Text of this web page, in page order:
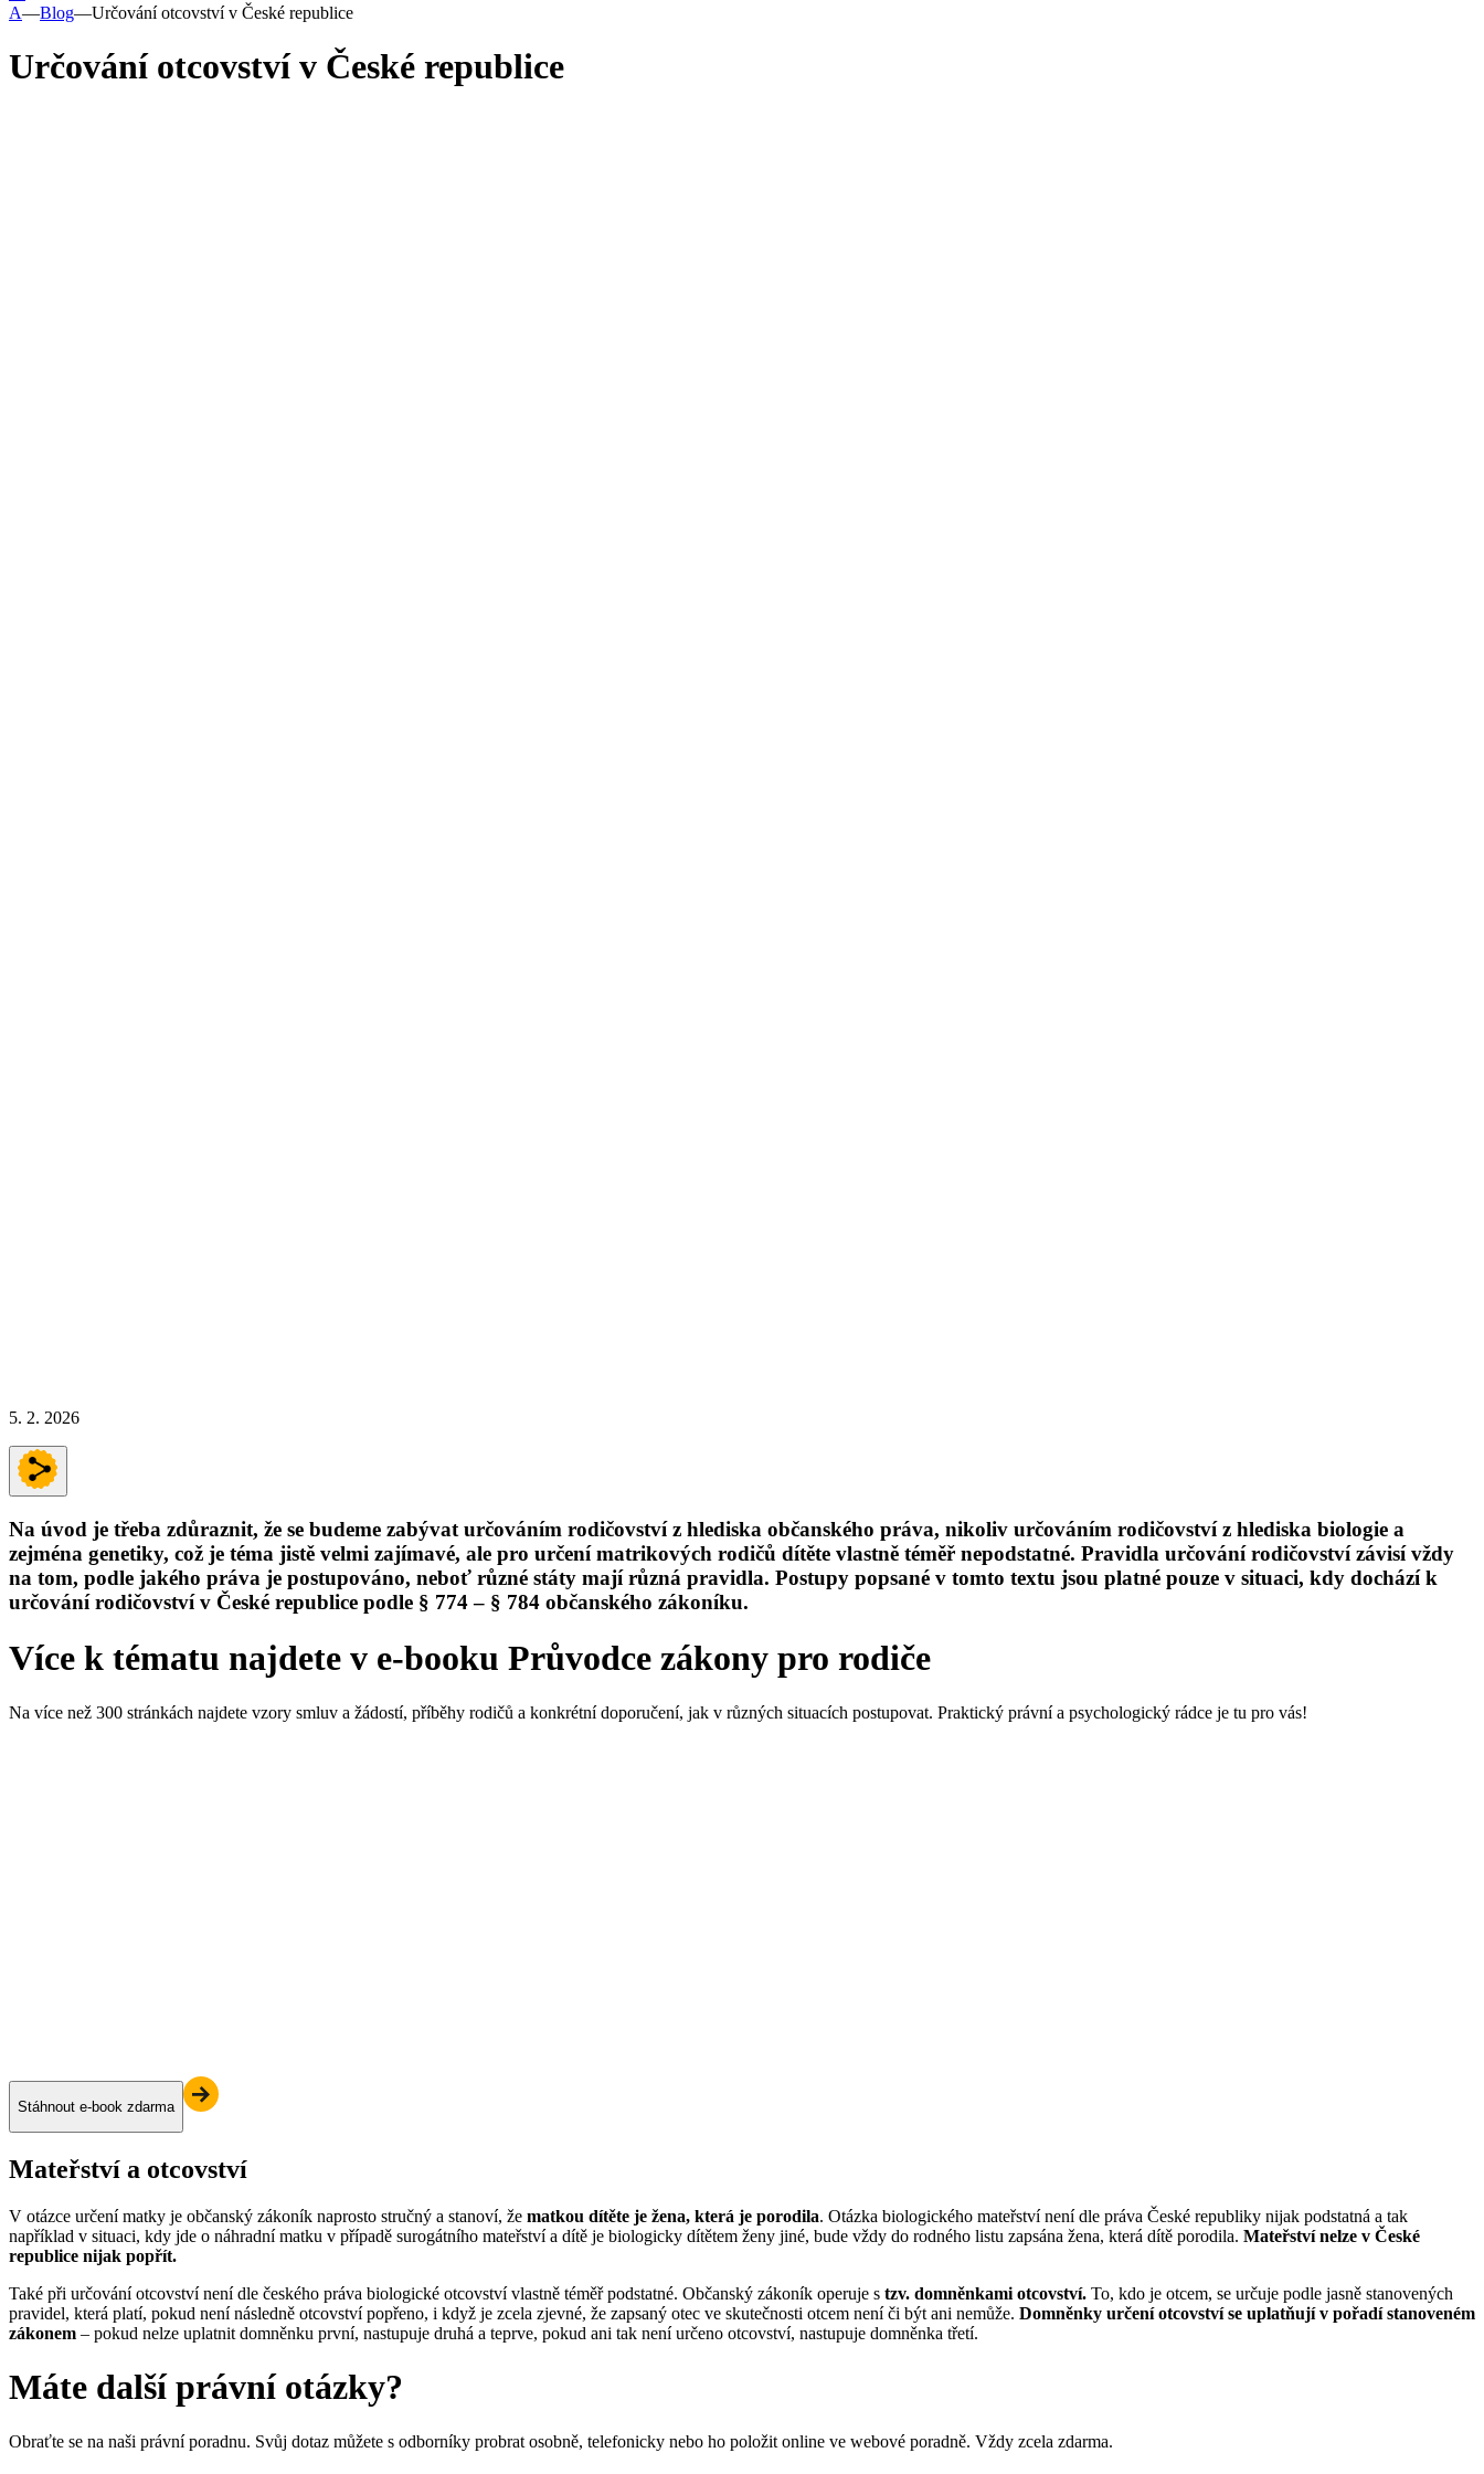
A—Blog—Určování otcovství v České republice
Určování otcovství v České republice
5. 2. 2026
Na úvod je třeba zdůraznit, že se budeme zabývat určováním rodičovství z hlediska občanského práva, nikoliv určováním rodičovství z hlediska biologie a
zejména genetiky, což je téma jistě velmi zajímavé, ale pro určení matrikových rodičů dítěte vlastně téměř nepodstatné. Pravidla určování rodičovství závisí vždy
na tom, podle jakého práva je postupováno, neboť různé státy mají různá pravidla. Postupy popsané v tomto textu jsou platné pouze v situaci, kdy dochází k
určování rodičovství v České republice podle § 774 – § 784 občanského zákoníku.
Více k tématu najdete v e-booku Průvodce zákony pro rodiče
Na více než 300 stránkách najdete vzory smluv a žádostí, příběhy rodičů a konkrétní doporučení, jak v různých situacích postupovat. Praktický právní a psychologický rádce je tu pro vás!
Stáhnout e-book zdarma
Mateřství a otcovství
V otázce určení matky je občanský zákoník naprosto stručný a stanoví, že matkou dítěte je žena, která je porodila. Otázka biologického mateřství není dle práva České republiky nijak podstatná a tak
například v situaci, kdy jde o náhradní matku v případě surogátního mateřství a dítě je biologicky dítětem ženy jiné, bude vždy do rodného listu zapsána žena, která dítě porodila. Mateřství nelze v České
republice nijak popřít.
Také při určování otcovství není dle českého práva biologické otcovství vlastně téměř podstatné. Občanský zákoník operuje s tzv. domněnkami otcovství. To, kdo je otcem, se určuje podle jasně stanovených
pravidel, která platí, pokud není následně otcovství popřeno, i když je zcela zjevné, že zapsaný otec ve skutečnosti otcem není či být ani nemůže. Domněnky určení otcovství se uplatňují v pořadí stanoveném
zákonem – pokud nelze uplatnit domněnku první, nastupuje druhá a teprve, pokud ani tak není určeno otcovství, nastupuje domněnka třetí.
Máte další právní otázky?
Obraťte se na naši právní poradnu. Svůj dotaz můžete s odborníky probrat osobně, telefonicky nebo ho položit online ve webové poradně. Vždy zcela zdarma.